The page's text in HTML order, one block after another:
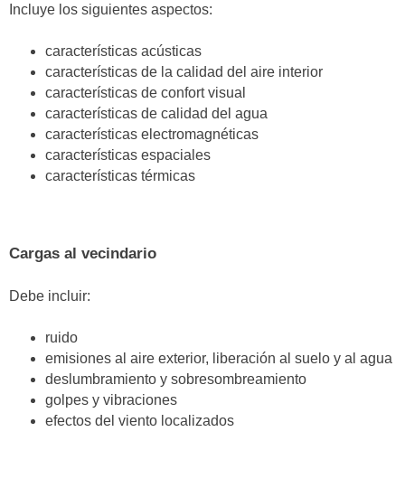
Incluye los siguientes aspectos:
características acústicas
características de la calidad del aire interior
características de confort visual
características de calidad del agua
características electromagnéticas
características espaciales
características térmicas
Cargas al vecindario
Debe incluir:
ruido
emisiones al aire exterior, liberación al suelo y al agua
deslumbramiento y sobresombreamiento
golpes y vibraciones
efectos del viento localizados